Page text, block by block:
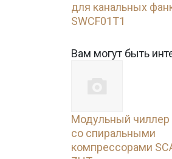
для канальных
SWCF01T1
Вам могут быть
Модульный чиллер
со спиральными
компрессорами